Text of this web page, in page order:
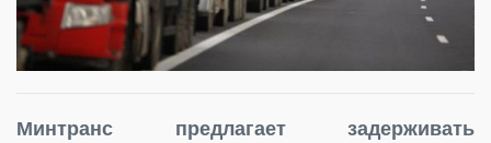
Минтранс предлагает задерживать